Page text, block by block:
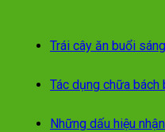
Trái cây ăn buổi
Tác dụng chữa bách
Những dấu hiệu